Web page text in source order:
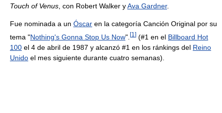
Touch of Venus , con Robert Walker yAva Gardner.
Fue nominada a un Óscar en la categoría Canción Original por su
tema "Nothing's Gonna Stop Us Now". [1 ] (#1 en el Billboard Hot
100 el 4 de abril de 1987 y alcanzó #1 en los ránkings del Reino
Unido el mes siguiente durante cuatro semanas).